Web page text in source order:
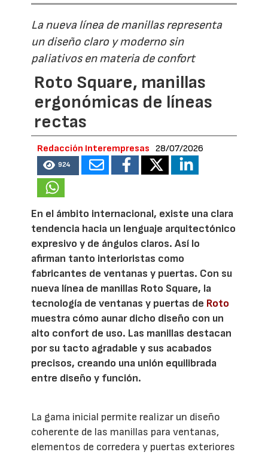
La nueva línea de manillas representa
un diseño claro y moderno sin
paliativos en materia de confort
Roto Square, manillas
ergonómicas de líneas
rectas
Redacción Interempresas 28/07/2026
924
En el ámbito internacional, existe una clara
tendencia hacia un lenguaje arquitectónico
expresivo y de ángulos claros. Así lo
afirman tanto interioristas como
fabricantes de ventanas y puertas. Con su
nueva línea de manillas Roto Square, la
tecnología de ventanas y puertas de Roto
muestra cómo aunar dicho diseño con un
alto confort de uso. Las manillas destacan
por su tacto agradable y sus acabados
precisos, creando una unión equilibrada
entre diseño y función.
La gama inicial permite realizar un diseño
coherente de las manillas para ventanas,
elementos de corredera y puertas exteriores